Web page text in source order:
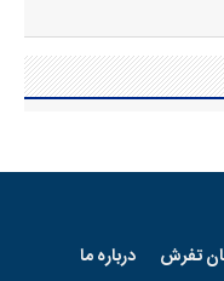
تفرش درباره ما